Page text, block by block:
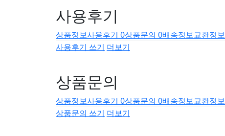
사용후기
상품정보사용후기 0상품문의 0배송정보교환정보
사용후기 쓰기 더보기
상품문의
상품정보사용후기 0상품문의 0배송정보교환정보
상품문의 쓰기 더보기